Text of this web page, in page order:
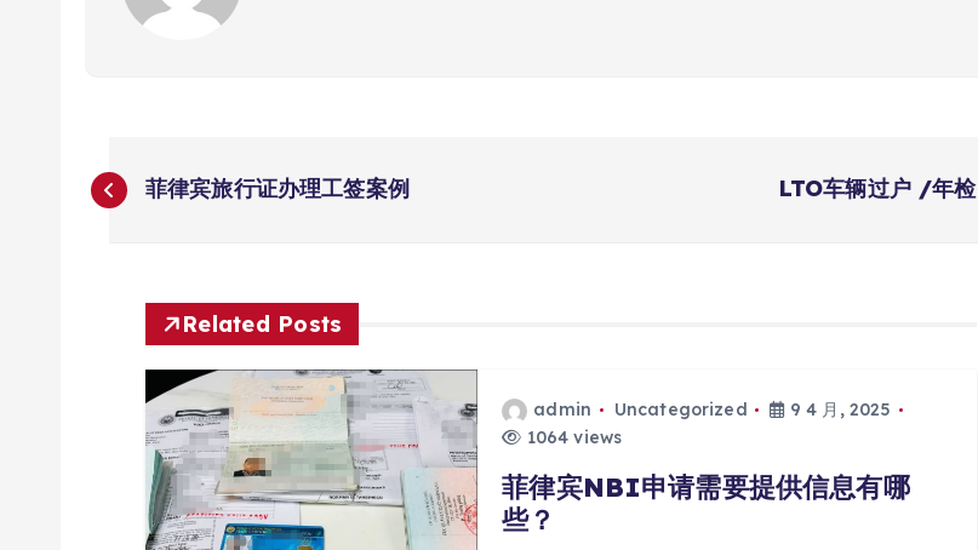
文
菲律宾旅行证办理工签案例 LTO车辆过户 /年检
Related Posts
admin Uncategorized
9 4 月, 2025
1064 views
菲律宾NBI申请需要提供信息有哪
些？